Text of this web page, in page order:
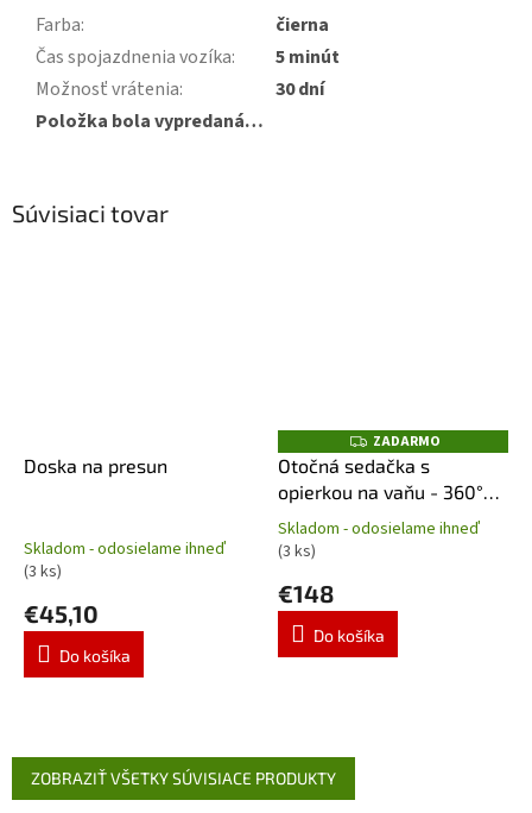
Súvisiaci tovar
Doska na presun
Skladom - odosielame ihneď
(3 ks)
€45,10
Do košíka
Z
A
D
A
M
ZADARMO
Otočná sedačka s
opierkou na vaňu - 360°
Garcia, nosnosť 120 kg
Priemerné
hodnotenie
produktu
je
4,8
z
Skladom - odosielame ihneď
(3 ks)
€148
Do košíka
ZOBRAZIŤ VŠETKY SÚVISIACE PRODUKTY
Farba:
čierna
Čas spojazdnenia vozíka:
5 minút
Možnosť vrátenia:
30 dní
Položka bola vypredaná…